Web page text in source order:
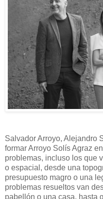
Salvador Arroyo, Alejandro
formar Arroyo Solís Agraz
problemas, incluso los que
o espacial, desde una
presupuesto magro o una
problemas resueltos van
pabellón o una casa, hasta